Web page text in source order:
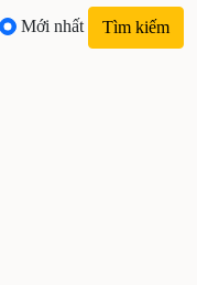
Mới nhất Tìm kiếm